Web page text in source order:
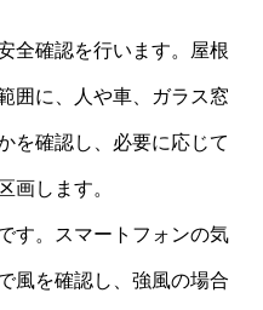
全確認を行います。屋根
囲に、人や車、ガラス窓
を確認し、必要に応じて
画します。
す。スマートフォンの気
風を確認し、強風の場合